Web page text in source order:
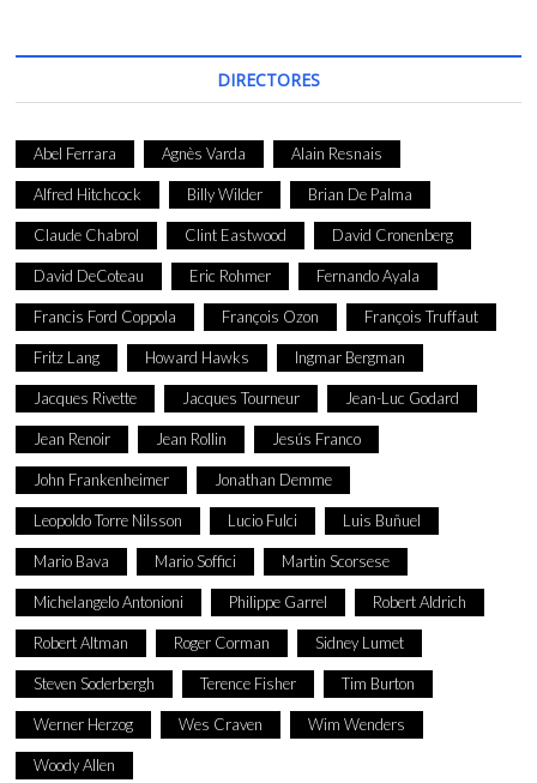
DIRECTORES
Abel Ferrara Agnès Varda Alain Resnais
Alfred Hitchcock Billy Wilder Brian De Palma
Claude Chabrol Clint Eastwood David Cronenberg
David DeCoteau Eric Rohmer Fernando Ayala
Francis Ford Coppola François Ozon François Truffaut
Fritz Lang Howard Hawks Ingmar Bergman
Jacques Rivette Jacques Tourneur Jean-Luc Godard
Jean Renoir Jean Rollin Jesús Franco
John Frankenheimer Jonathan Demme
Leopoldo Torre Nilsson Lucio Fulci Luis Buñuel
Mario Bava Mario Soffici Martin Scorsese
Michelangelo Antonioni Philippe Garrel Robert Aldrich
Robert Altman Roger Corman Sidney Lumet
Steven Soderbergh Terence Fisher Tim Burton
Werner Herzog Wes Craven Wim Wenders
Woody Allen